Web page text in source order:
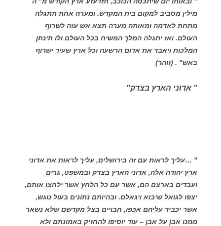
מילין מסביב למקום בית המקדש. ומערה אחת תתגלה
מתחת לאדמה ומאותה מערה תצא אש עזה לשרוף
העולם. ואז יתגלה המלך המשיח בכל העולם ולו תינתן
המלכות ויאבד את אדום הרשעה וכל ארץ שעיר ישרוף
באש" . (זוהר)
" אדוני הארץ בצדק"
" …עליך לראות עם זה בירושלים, עליך לראות את אדוני
ארץ יהודה אלה, אדוני הארץ בצדק ובמשפט, גרים
ועבדים בארצם הם, אשר עם כל הלחץ אשר ילחצו אותם,
יצפו לגואל שיבוא ויגאלם. ובהיותם נתונים בעול נוגש,
אשר יכביד עליהם אכפו, חבויים בצל מקדשם שלא נשאר
ממנו אבן על אבן – עוד יוסיפו להחזיק באמונתם ולא